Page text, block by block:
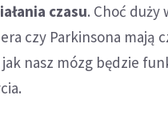
czasu. Choć duży
czy Parkinsona
nasz mózg będzie